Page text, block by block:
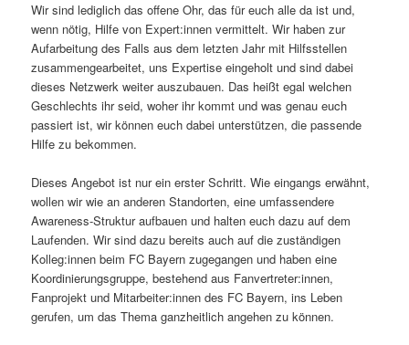
Wir sind lediglich das offene Ohr, das für euch alle da ist und,
wenn nötig, Hilfe von Expert:innen vermittelt. Wir haben zur
Aufarbeitung des Falls aus dem letzten Jahr mit Hilfsstellen
zusammengearbeitet, uns Expertise eingeholt und sind dabei
dieses Netzwerk weiter auszubauen. Das heißt egal welchen
Geschlechts ihr seid, woher ihr kommt und was genau euch
passiert ist, wir können euch dabei unterstützen, die passende
Hilfe zu bekommen.
Dieses Angebot ist nur ein erster Schritt. Wie eingangs erwähnt,
wollen wir wie an anderen Standorten, eine umfassendere
Awareness-Struktur aufbauen und halten euch dazu auf dem
Laufenden. Wir sind dazu bereits auch auf die zuständigen
Kolleg:innen beim FC Bayern zugegangen und haben eine
Koordinierungsgruppe, bestehend aus Fanvertreter:innen,
Fanprojekt und Mitarbeiter:innen des FC Bayern, ins Leben
gerufen, um das Thema ganzheitlich angehen zu können.